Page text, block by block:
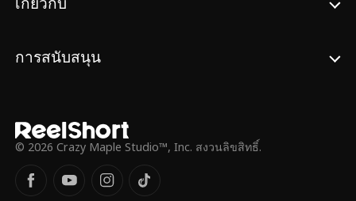
การสนับสนุน
© 2026 Crazy Maple Studio™, Inc. สงวนลิขสิทธิ์.